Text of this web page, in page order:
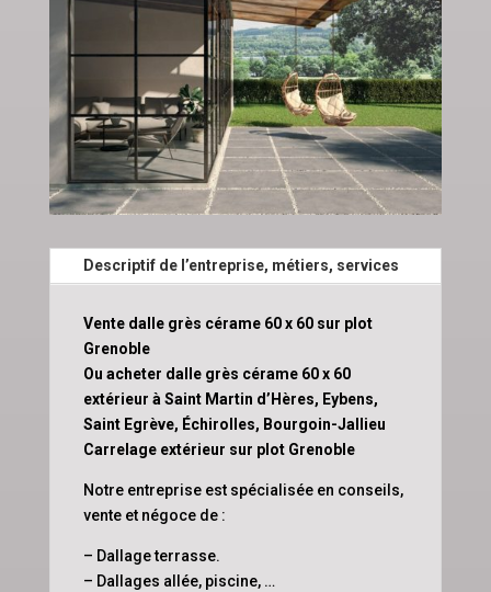
Descriptif de l’entreprise, métiers, services
Vente dalle grès cérame 60 x 60 sur plot
Grenoble
Ou acheter dalle grès cérame 60 x 60
extérieur à Saint Martin d’Hères, Eybens,
Saint Egrève, Échirolles, Bourgoin-Jallieu
Carrelage extérieur sur plot Grenoble
Notre entreprise est spécialisée en conseils,
vente et négoce de :
– Dallage terrasse.
– Dallages allée, piscine, …